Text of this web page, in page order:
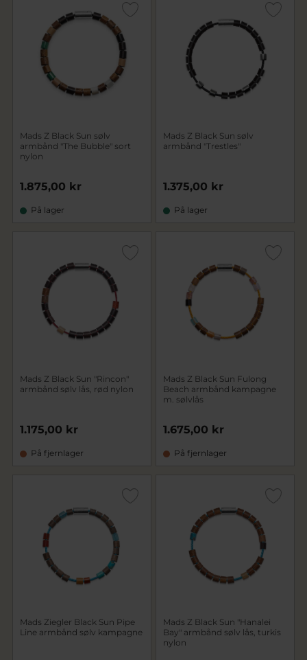
Mads Z Black Sun sølv
armbånd "The Bubble" sort
nylon
1.875,00 kr
På lager
Mads Z Black Sun sølv
armbånd "Trestles"
1.375,00 kr
På lager
Mads Z Black Sun "Rincon"
armbånd sølv lås, rød nylon
1.175,00 kr
På fjernlager
Mads Z Black Sun Fulong
Beach armbånd kampagne
m. sølvlås
1.675,00 kr
På fjernlager
Mads Ziegler Black Sun Pipe
Line armbånd sølv kampagne
Mads Z Black Sun "Hanalei
Bay" armbånd sølv lås, turkis
nylon